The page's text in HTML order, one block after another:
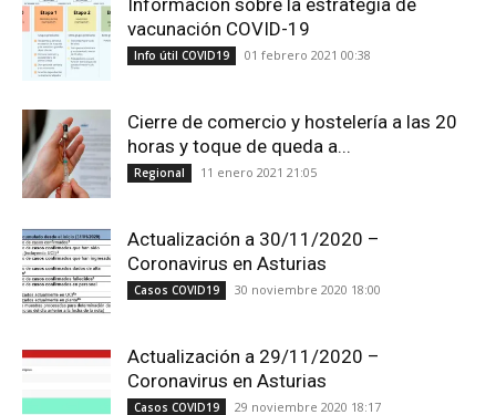
Información sobre la estrategia de
vacunación COVID-19
Info útil COVID19 01 febrero 2021 00:38
Cierre de comercio y hostelería a las 20
horas y toque de queda a...
Regional 11 enero 2021 21:05
Actualización a 30/11/2020 –
Coronavirus en Asturias
Casos COVID19 30 noviembre 2020 18:00
Actualización a 29/11/2020 –
Coronavirus en Asturias
Casos COVID19 29 noviembre 2020 18:17